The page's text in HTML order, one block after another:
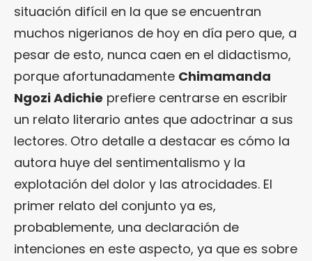
situación difícil en la que se encuentran
muchos nigerianos de hoy en día pero que, a
pesar de esto, nunca caen en el didactismo,
porque afortunadamente Chimamanda
Ngozi Adichie prefiere centrarse en escribir
un relato literario antes que adoctrinar a sus
lectores. Otro detalle a destacar es cómo la
autora huye del sentimentalismo y la
explotación del dolor y las atrocidades. El
primer relato del conjunto ya es,
probablemente, una declaración de
intenciones en este aspecto, ya que es sobre